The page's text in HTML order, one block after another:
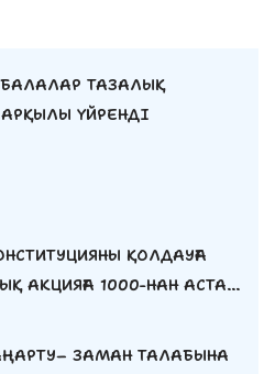
БАЛАЛАР ТАЗАЛЫҚ
ҮЙРЕНДІ
ҚОЛДАУҒА
АКЦИЯҒА 1000-НАН АСТАМ
ЗАМАН ТАЛАБЫНА